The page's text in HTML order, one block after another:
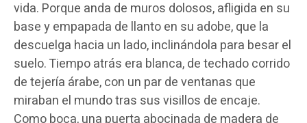
vida. Porque anda de muros dolosos, afligida en su
base y empapada de llanto en su adobe, que la
descuelga hacia un lado, inclinándola para besar el
suelo. Tiempo atrás era blanca, de techado corrido
de tejería árabe, con un par de ventanas que
miraban el mundo tras sus visillos de encaje.
Como boca, una puerta abocinada de madera de